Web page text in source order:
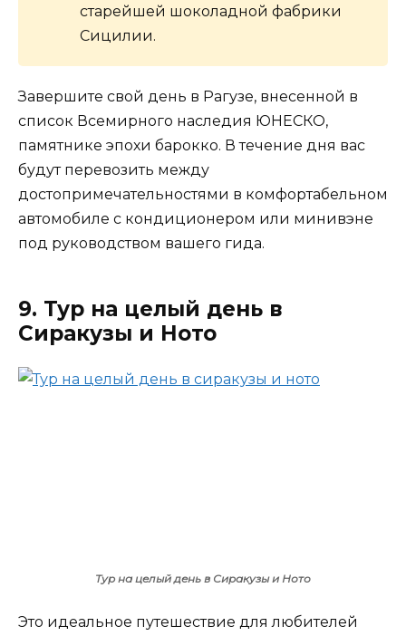
старейшей шоколадной фабрики
Сицилии.
Завершите свой день в Рагузе, внесенной в
список Всемирного наследия ЮНЕСКО,
памятнике эпохи барокко. В течение дня вас
будут перевозить между
достопримечательностями в комфортабельном
автомобиле с кондиционером или минивэне
под руководством вашего гида.
9. Тур на целый день в
Сиракузы и Ното
Тур на целый день в Сиракузы и Ното
Это идеальное путешествие для любителей